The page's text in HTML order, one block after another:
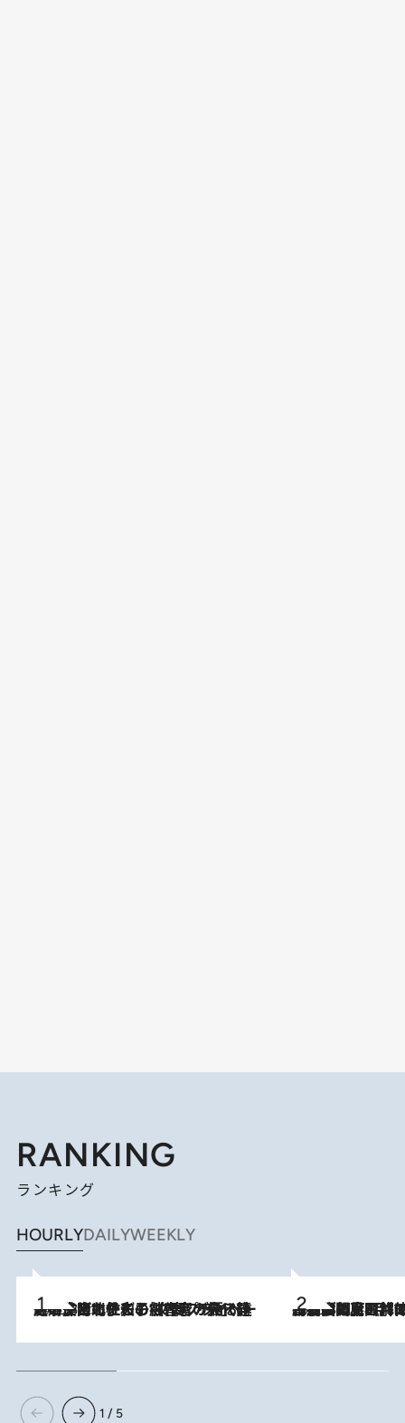
RANKING
ランキング
HOURLYDAILYWEEKLY
2026.8.3
《「文士の子ども被害者の会」発足！》阿川佐和子（72）が語る遠藤周作に北杜夫、劇作家・矢代静一の子どもたちの“文豪プライベート事件簿” 2026.8.8
「最後に見られてよかった」上野動物園の東園パンダ舎が解体前に特別公開。8月16日まで延長されたパネル展と共に辿る“半世紀”のパンダ飼育《解体工事の図面あり》
1 / 5